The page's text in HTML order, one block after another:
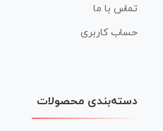
تماس با ما
حساب کاربری
دسته‌بندی محصولات